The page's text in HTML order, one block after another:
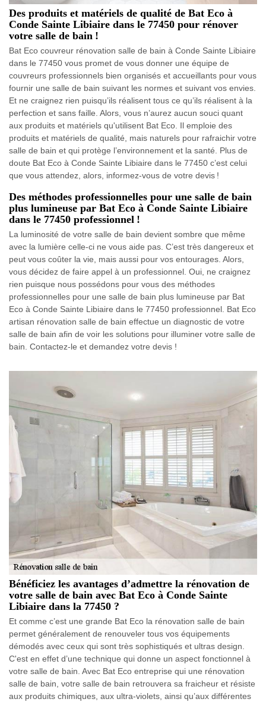
Des produits et matériels de qualité de Bat Eco à
Conde Sainte Libiaire dans le 77450 pour rénover
votre salle de bain !
Bat Eco couvreur rénovation salle de bain à Conde Sainte Libiaire
dans le 77450 vous promet de vous donner une équipe de
couvreurs professionnels bien organisés et accueillants pour vous
fournir une salle de bain suivant les normes et suivant vos envies.
Et ne craignez rien puisqu’ils réalisent tous ce qu’ils réalisent à la
perfection et sans faille. Alors, vous n’aurez aucun souci quant
aux produits et matériels qu'utilisent Bat Eco. Il emploie des
produits et matériels de qualité, mais naturels pour rafraichir votre
salle de bain et qui protège l’environnement et la santé. Plus de
doute Bat Eco à Conde Sainte Libiaire dans le 77450 c’est celui
que vous attendez, alors, informez-vous de votre devis !
Des méthodes professionnelles pour une salle de bain
plus lumineuse par Bat Eco à Conde Sainte Libiaire
dans le 77450 professionnel !
La luminosité de votre salle de bain devient sombre que même
avec la lumière celle-ci ne vous aide pas. C’est très dangereux et
peut vous coûter la vie, mais aussi pour vos entourages. Alors,
vous décidez de faire appel à un professionnel. Oui, ne craignez
rien puisque nous possédons pour vous des méthodes
professionnelles pour une salle de bain plus lumineuse par Bat
Eco à Conde Sainte Libiaire dans le 77450 professionnel. Bat Eco
artisan rénovation salle de bain effectue un diagnostic de votre
salle de bain afin de voir les solutions pour illuminer votre salle de
bain. Contactez-le et demandez votre devis !
Bénéficiez les avantages d’admettre la rénovation de
votre salle de bain avec Bat Eco à Conde Sainte
Libiaire dans la 77450 ?
Et comme c’est une grande Bat Eco la rénovation salle de bain
permet généralement de renouveler tous vos équipements
démodés avec ceux qui sont très sophistiqués et ultras design.
C'est en effet d’une technique qui donne un aspect fonctionnel à
votre salle de bain. Avec Bat Eco entreprise qui une rénovation
salle de bain, votre salle de bain retrouvera sa fraicheur et résiste
aux produits chimiques, aux ultra-violets, ainsi qu’aux différentes